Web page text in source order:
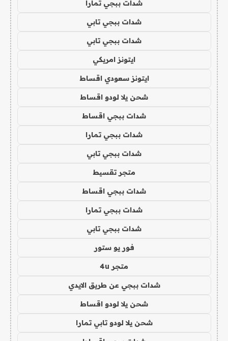
شدات ببجي تمارا
شدات ببجي تابي
شدات ببجي تابي
ايتونز امريكي
ايتونز سعودي اقساط
شحن يلا لودو اقساط
شدات ببجي اقساط
شدات ببجي تمارا
شدات ببجي تابي
متجر تقسيط
شدات ببجي اقساط
شدات ببجي تمارا
شدات ببجي تابي
فور يو ستور
متجر 4u
شدات ببجي عن طريق الايدي
شحن يلا لودو اقساط
شحن يلا لودو تابي تمارا